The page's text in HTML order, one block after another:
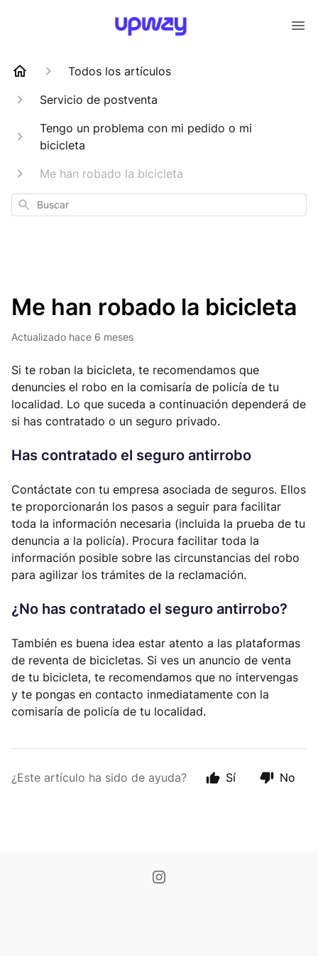
Todos los artículos
Servicio de postventa
Tengo un problema con mi pedido o mi
bicicleta
Me han robado la bicicleta
Buscar
Me han robado la bicicleta
Actualizado hace 6 meses
Si te roban la bicicleta, te recomendamos que
denuncies el robo en la comisaría de policía de tu
localidad. Lo que suceda a continuación dependerá de
si has contratado o un seguro privado.
Has contratado el seguro antirrobo
Contáctate con tu empresa asociada de seguros. Ellos
te proporcionarán los pasos a seguir para facilitar
toda la información necesaria (incluida la prueba de tu
denuncia a la policía). Procura facilitar toda la
información posible sobre las circunstancias del robo
para agilizar los trámites de la reclamación.
¿No has contratado el seguro antirrobo?
También es buena idea estar atento a las plataformas
de reventa de bicicletas. Si ves un anuncio de venta
de tu bicicleta, te recomendamos que no intervengas
y te pongas en contacto inmediatamente con la
comisaría de policía de tu localidad.
¿Este artículo ha sido de ayuda? Sí No